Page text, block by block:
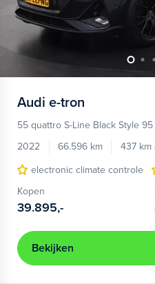
Audi e-tron
55 quattro S-Line Black Style 95
2022
66.596 km 437 km
electronic climate controle
Kopen
39.895,-
Bekijken